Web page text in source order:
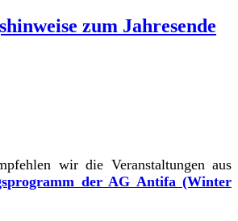
zum Jahresende
wir die Veranstaltungen aus
der AG Antifa (Winter